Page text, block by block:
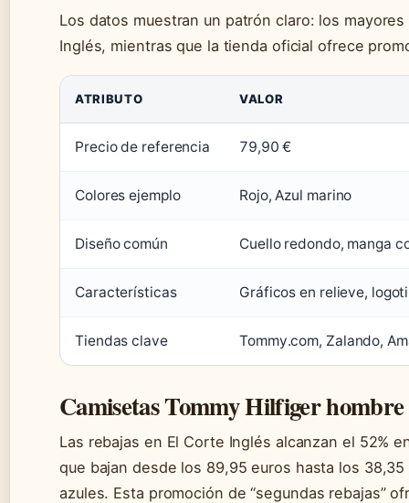
Los datos muestran un patrón claro: los
Inglés, mientras que la tienda oficial ofrece
ATRIBUTO VALOR
Precio de referencia 79,90 €
Colores ejemplo Rojo, Azul marino
Diseño común Cuello redondo, manga
Características Gráficos en relieve,
Tiendas clave Tommy.com, Zalando,
Camisetas Tommy Hilfiger
Las rebajas en El Corte Inglés alcanzan el 52%
que bajan desde los 89,95 euros hasta los
azules. Esta promoción de “segundas rebajas”